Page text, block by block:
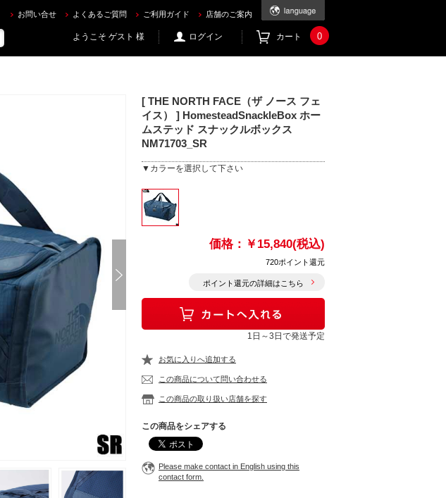
ホームステッド スナックルボックス NM71703_SR を買うならec.mic21.com
お問い合せ よくあるご質問 ご利用ガイド 店舗のご案内
ようこそ ゲスト 様 ログイン カート 0
[ THE NORTH FACE（ザ ノース フェ
イス） ] HomesteadSnackleBox ホー
ムステッド スナックルボックス
NM71703_SR
▼カラーを選択して下さい
価格： ￥15,840(税込)
720ポイント還元
ポイント還元の詳細はこちら
1日～3日で発送予定
お気に入りへ追加する
この商品について問い合わせる
この商品の取り扱い店舗を探す
この商品をシェアする
Please make contact in English using this
contact form.